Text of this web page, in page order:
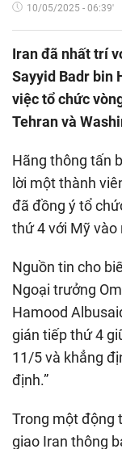
10/05/2025 - 06:39'
Iran đã nhất trí
Sayyid Badr bin
việc tổ chức
Tehran và
Hãng thông tấn
lời một thành
đã đồng ý tổ
thứ 4 với Mỹ vào
Nguồn tin cho
Ngoại trưởng
Hamood
gián tiếp thứ 4
11/5 và khẳng
định.”
Trong một động
giao Iran thông